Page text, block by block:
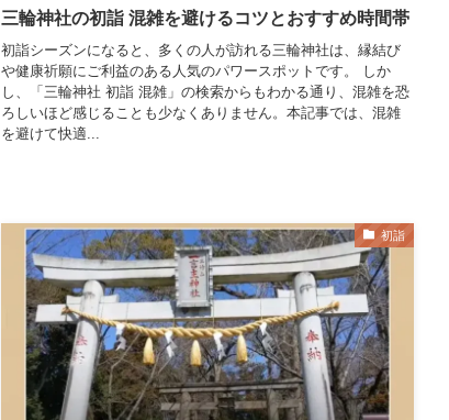
三輪神社の初詣 混雑を避けるコツとおすすめ時間帯
初詣シーズンになると、多くの人が訪れる三輪神社は、縁結び
や健康祈願にご利益のある人気のパワースポットです。 しか
し、「三輪神社 初詣 混雑」の検索からもわかる通り、混雑を恐
ろしいほど感じることも少なくありません。本記事では、混雑
を避けて快適...
初詣